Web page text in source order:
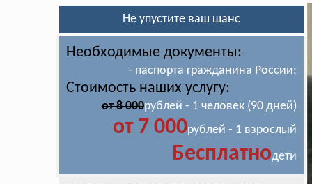
Не упустите ваш шанс
Необходимые документы:
- паспорта гражданина России;
Стоимость наших услугу:
от 8 000рублей - 1 человек (90 дней)
от 7 000рублей - 1 взрослый
Бесплатнодети